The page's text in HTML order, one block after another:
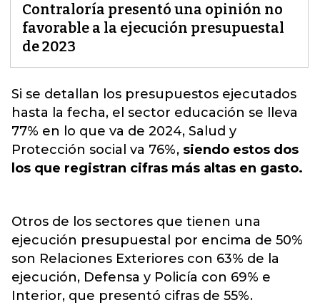
Contraloría presentó una opinión no
favorable a la ejecución presupuestal
de 2023
Si se detallan los presupuestos ejecutados
hasta la fecha, el sector educación se lleva
77% en lo que va de 2024, Salud y
Protección social va 76%, siendo estos dos
los que registran cifras más altas en gasto.
Otros de los sectores que tienen una
ejecución presupuestal por encima de 50%
son Relaciones Exteriores con 63% de la
ejecución, Defensa y Policía con 69% e
Interior, que presentó cifras de 55%.